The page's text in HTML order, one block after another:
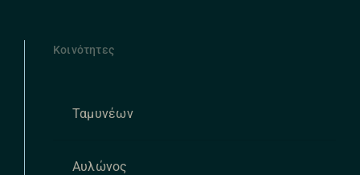
Κοινότητες
Ταμυνέων
Αυλώνος